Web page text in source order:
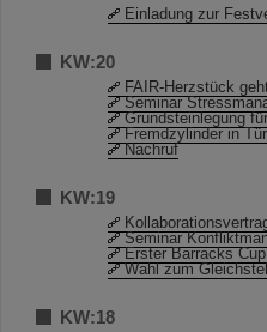
Einladung zur
KW:20
FAIR-Herzstück
Seminar
Grundsteinlegung
Fremdzylinder in
Nachruf
KW:19
Seminar
Erster Barracks
Wahl zum
KW:18